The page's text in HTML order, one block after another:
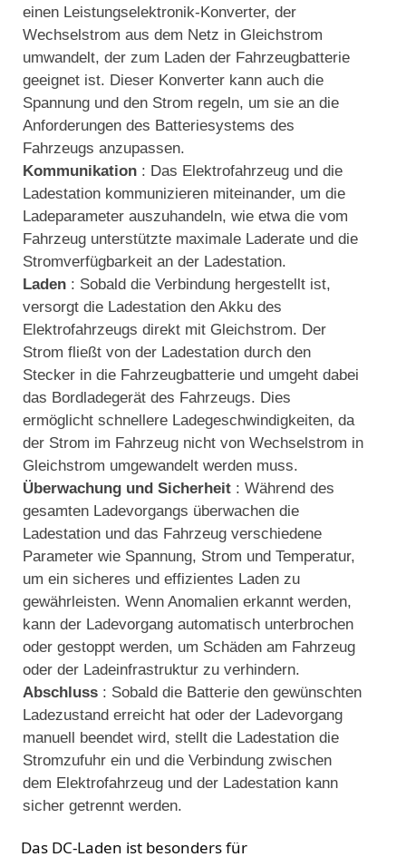
einen Leistungselektronik-Konverter, der
Wechselstrom aus dem Netz in Gleichstrom
umwandelt, der zum Laden der Fahrzeugbatterie
geeignet ist. Dieser Konverter kann auch die
Spannung und den Strom regeln, um sie an die
Anforderungen des Batteriesystems des
Fahrzeugs anzupassen.
Kommunikation : Das Elektrofahrzeug und die
Ladestation kommunizieren miteinander, um die
Ladeparameter auszuhandeln, wie etwa die vom
Fahrzeug unterstützte maximale Laderate und die
Stromverfügbarkeit an der Ladestation.
Laden : Sobald die Verbindung hergestellt ist,
versorgt die Ladestation den Akku des
Elektrofahrzeugs direkt mit Gleichstrom. Der
Strom fließt von der Ladestation durch den
Stecker in die Fahrzeugbatterie und umgeht dabei
das Bordladegerät des Fahrzeugs. Dies
ermöglicht schnellere Ladegeschwindigkeiten, da
der Strom im Fahrzeug nicht von Wechselstrom in
Gleichstrom umgewandelt werden muss.
Überwachung und Sicherheit : Während des
gesamten Ladevorgangs überwachen die
Ladestation und das Fahrzeug verschiedene
Parameter wie Spannung, Strom und Temperatur,
um ein sicheres und effizientes Laden zu
gewährleisten. Wenn Anomalien erkannt werden,
kann der Ladevorgang automatisch unterbrochen
oder gestoppt werden, um Schäden am Fahrzeug
oder der Ladeinfrastruktur zu verhindern.
Abschluss : Sobald die Batterie den gewünschten
Ladezustand erreicht hat oder der Ladevorgang
manuell beendet wird, stellt die Ladestation die
Stromzufuhr ein und die Verbindung zwischen
dem Elektrofahrzeug und der Ladestation kann
sicher getrennt werden.